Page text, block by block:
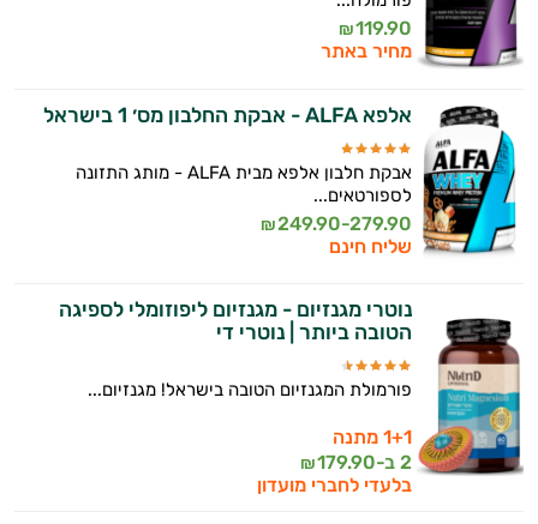
119.90
₪
מחיר באתר
אלפא ALFA - אבקת החלבון מס׳ 1 בישראל
אבקת חלבון אלפא מבית ALFA - מותג התזונה
לספורטאים...
249.90-279.90
₪
שליח חינם
נוטרי מגנזיום - מגנזיום ליפוזומלי לספיגה
הטובה ביותר | נוטרי די
פורמולת המגנזיום הטובה בישראל! מגנזיום...
1+1 מתנה
2 ב-
179.90
₪
בלעדי לחברי מועדון